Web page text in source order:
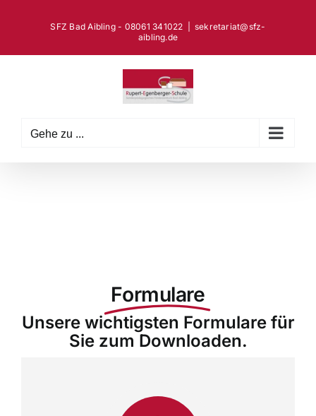
SFZ Bad Aibling - 08061 341022
sekretariat@sfz-
aibling.de
Gehe zu ...
Formulare
Unsere wichtigsten Formulare für
Sie zum Downloaden.